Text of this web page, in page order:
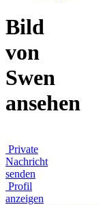
Bild
von
Swen
ansehen
Private
Nachricht
senden
Profil
anzeigen